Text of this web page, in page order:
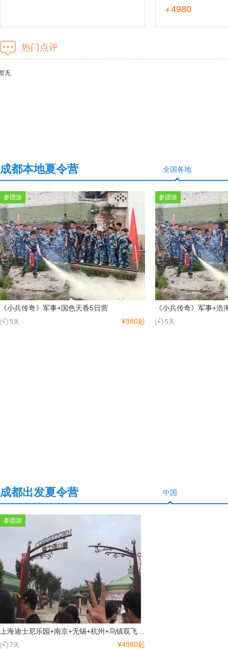
双飞7日游
¥ 4980
热门点评
无
成都本地夏令营 全国各地
参团游
《小兵传奇》军事+国色天香5日营
¥980起
5天
参团游
《小兵传奇》军事+浩
5天
成都出发夏令营 中国
参团游
¥4980起
7天